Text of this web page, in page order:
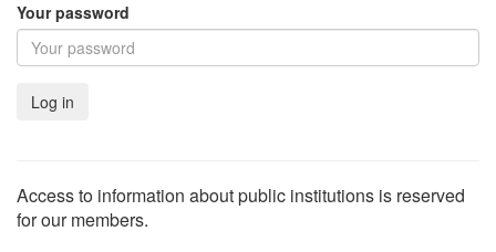
Your password
Access to information about public institutions is reserved
for our members.